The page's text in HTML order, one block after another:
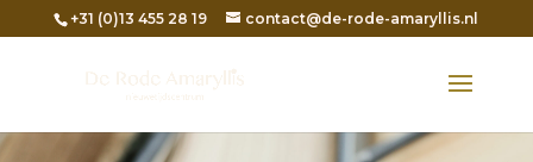
+31 (0)13 455 28 19 contact@de-rode-amaryllis.nl